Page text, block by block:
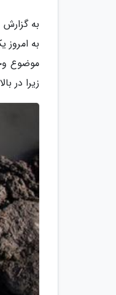
به
موضوع
زیرا در